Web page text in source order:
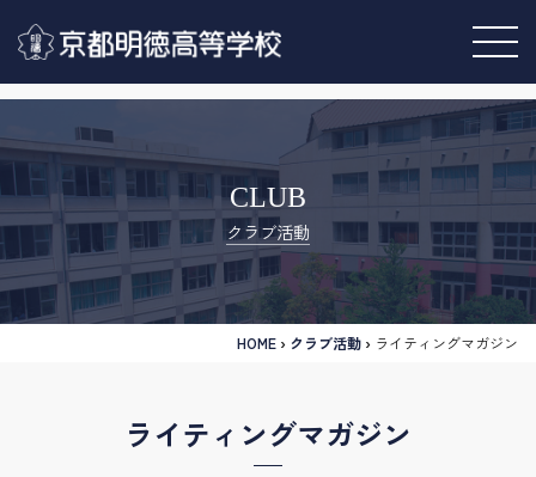
CLUB
クラブ活動
HOME › クラブ活動 › ライティングマガジン
ライティングマガジン